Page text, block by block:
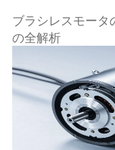
ブラシレスモー
の全解析